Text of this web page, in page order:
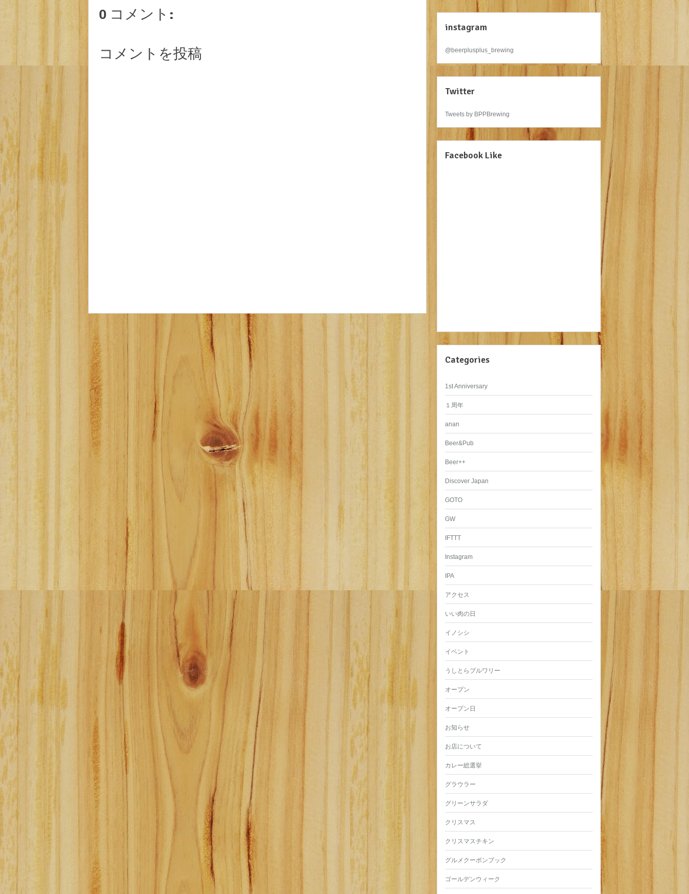
0 コメント:
コメントを投稿
instagram
@beerplusplus_brewing
Twitter
Tweets by BPPBrewing
Facebook Like
Categories
1st Anniversary
１周年
anan
Beer&Pub
Beer++
Discover Japan
GOTO
GW
IFTTT
Instagram
IPA
アクセス
いい肉の日
イノシシ
イベント
うしとらブルワリー
オープン
オープン日
お知らせ
お店について
カレー総選挙
グラウラー
グリーンサラダ
クリスマス
クリスマスチキン
グルメクーポンブック
ゴールデンウィーク